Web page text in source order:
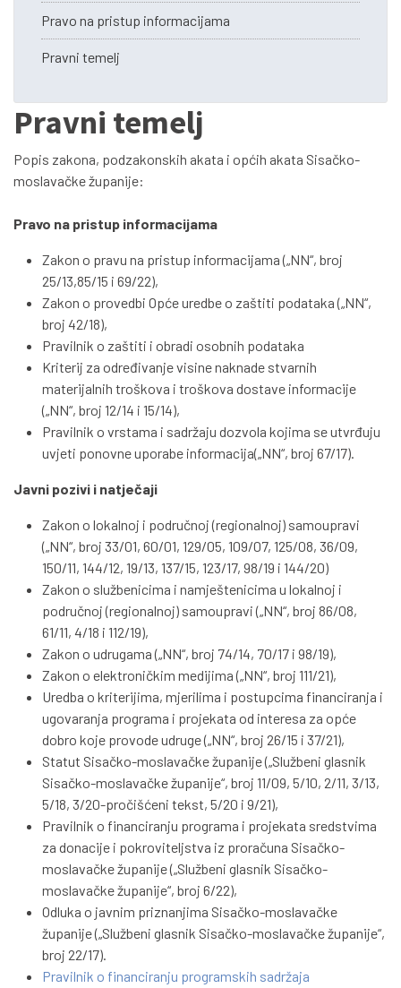
Pravo na pristup informacijama
Pravni temelj
Pravni temelj
Popis zakona, podzakonskih akata i općih akata Sisačko-
moslavačke županije:
Pravo na pristup informacijama
Zakon o pravu na pristup informacijama („NN“, broj
25/13,85/15 i 69/22),
Zakon o provedbi Opće uredbe o zaštiti podataka („NN“,
broj 42/18),
Pravilnik o zaštiti i obradi osobnih podataka
Kriterij za određivanje visine naknade stvarnih
materijalnih troškova i troškova dostave informacije
(„NN“, broj 12/14 i 15/14),
Pravilnik o vrstama i sadržaju dozvola kojima se utvrđuju
uvjeti ponovne uporabe informacija(„NN“, broj 67/17).
Javni pozivi i natječaji
Zakon o lokalnoj i područnoj (regionalnoj) samoupravi
(„NN“, broj 33/01, 60/01, 129/05, 109/07, 125/08, 36/09,
150/11, 144/12, 19/13, 137/15, 123/17, 98/19 i 144/20)
Zakon o službenicima i namještenicima u lokalnoj i
područnoj (regionalnoj) samoupravi („NN“, broj 86/08,
61/11, 4/18 i 112/19),
Zakon o udrugama („NN“, broj 74/14, 70/17 i 98/19),
Zakon o elektroničkim medijima („NN“, broj 111/21),
Uredba o kriterijima, mjerilima i postupcima financiranja i
ugovaranja programa i projekata od interesa za opće
dobro koje provode udruge („NN“, broj 26/15 i 37/21),
Statut Sisačko-moslavačke županije („Službeni glasnik
Sisačko-moslavačke županije“, broj 11/09, 5/10, 2/11, 3/13,
5/18, 3/20-pročišćeni tekst, 5/20 i 9/21),
Pravilnik o financiranju programa i projekata sredstvima
za donacije i pokroviteljstva iz proračuna Sisačko-
moslavačke županije („Službeni glasnik Sisačko-
moslavačke županije“, broj 6/22),
Odluka o javnim priznanjima Sisačko-moslavačke
županije („Službeni glasnik Sisačko-moslavačke županije“,
broj 22/17).
Pravilnik o financiranju programskih sadržaja